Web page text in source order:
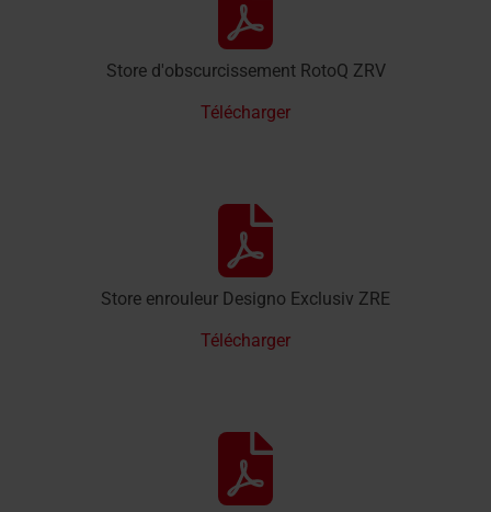
Store d'obscurcissement RotoQ ZRV
Télécharger
Store enrouleur Designo Exclusiv ZRE
Télécharger